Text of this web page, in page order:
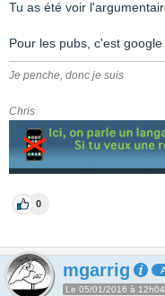
Tu as été voir
Pour les pubs, c'est
Je penche, donc je suis
Chris
0
mgarrig
Le 05/01/2016 à 12h04